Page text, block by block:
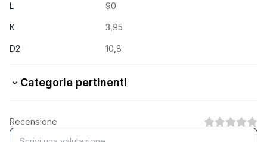
L 90
K 3,95
D2 10,8
Categorie pertinenti
Stahl verzinkt
Recensione